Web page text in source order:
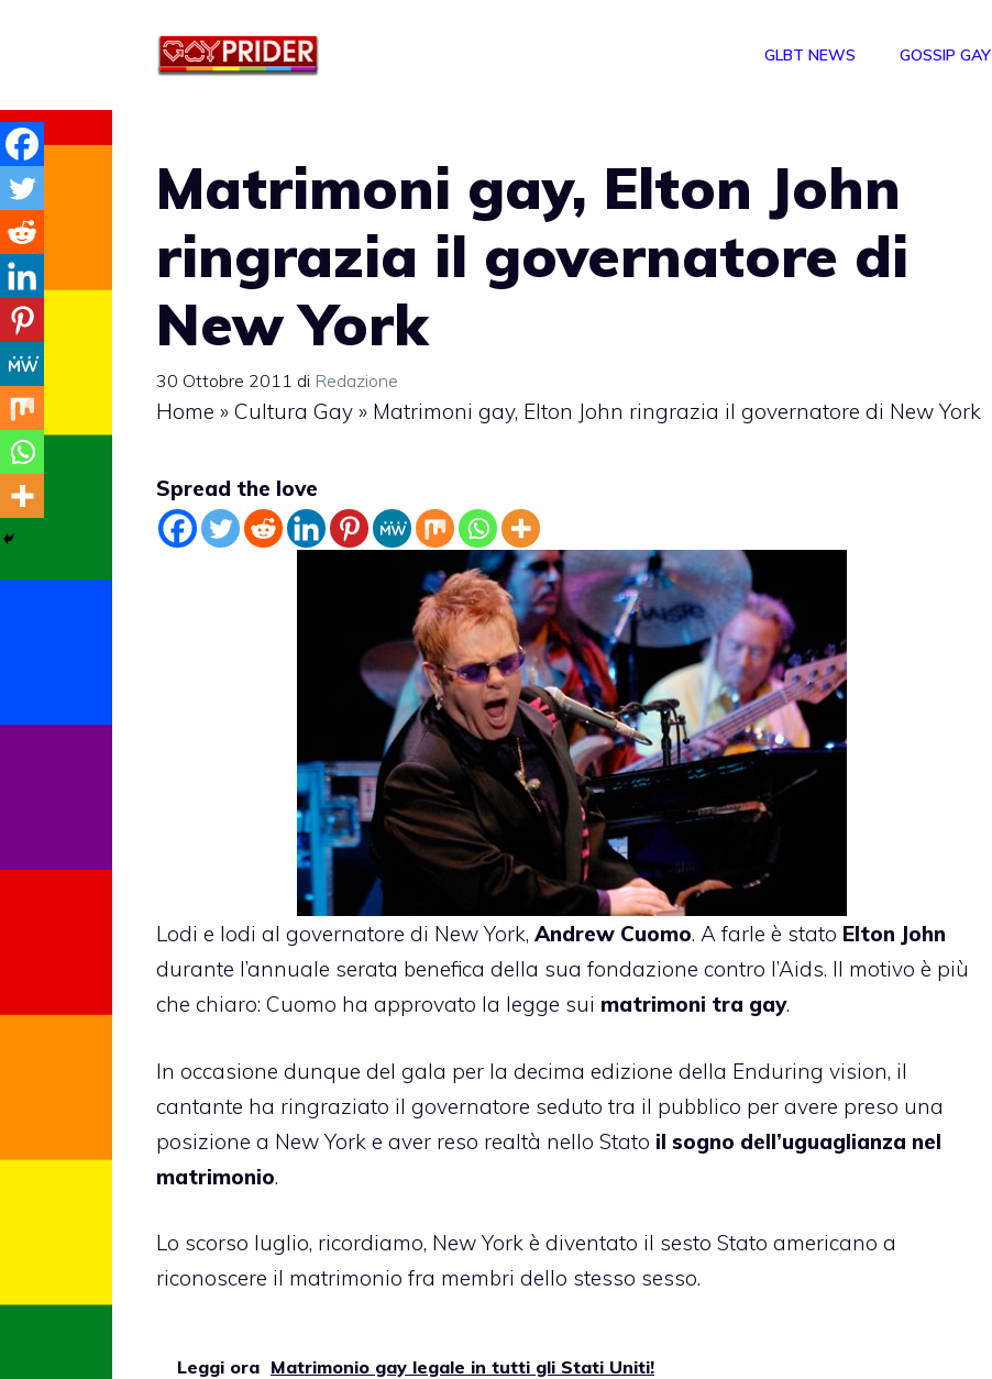
GLBT NEWS GOSSIP GAY
Matrimoni gay, Elton John
ringrazia il governatore di
New York
30 Ottobre 2011 di Redazione
Home » Cultura Gay » Matrimoni gay, Elton John ringrazia il governatore di New York
Spread the love
Lodi e lodi al governatore di New York, Andrew Cuomo. A farle è stato Elton John
durante l’annuale serata benefica della sua fondazione contro l’Aids. Il motivo è più
che chiaro: Cuomo ha approvato la legge sui matrimoni tra gay.
In occasione dunque del gala per la decima edizione della Enduring vision, il
cantante ha ringraziato il governatore seduto tra il pubblico per avere preso una
posizione a New York e aver reso realtà nello Stato il sogno dell’uguaglianza nel
matrimonio.
Lo scorso luglio, ricordiamo, New York è diventato il sesto Stato americano a
riconoscere il matrimonio fra membri dello stesso sesso.
Leggi ora Matrimonio gay legale in tutti gli Stati Uniti!